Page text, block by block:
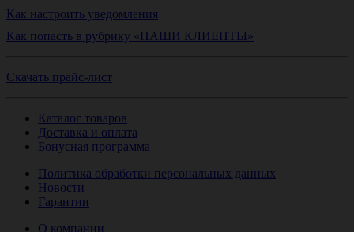
Как настроить уведомления
Как попасть в рубрику «НАШИ КЛИЕНТЫ»
Скачать прайс-лист
Каталог товаров
Доставка и оплата
Бонусная программа
Политика обработки персональных данных
Новости
Гарантии
О компании